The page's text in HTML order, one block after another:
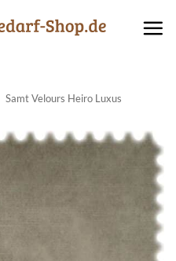
Samt Velours Heiro Luxus